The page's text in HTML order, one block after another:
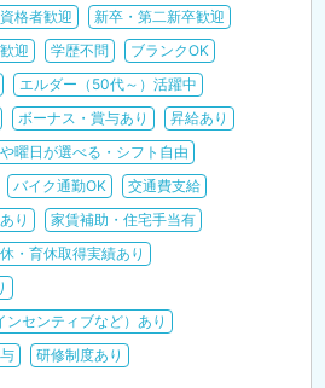
格者歓迎
新卒・第二新卒歓迎
迎 学歴不問
ブランクOK
エルダー（50代～）活躍中
ボーナス・賞与あり
昇給あり
曜日が選べる・シフト自由
バイク通勤OK
交通費支給
り
家賃補助・住宅手当有
・育休取得実績あり
センティブなど）あり
研修制度あり